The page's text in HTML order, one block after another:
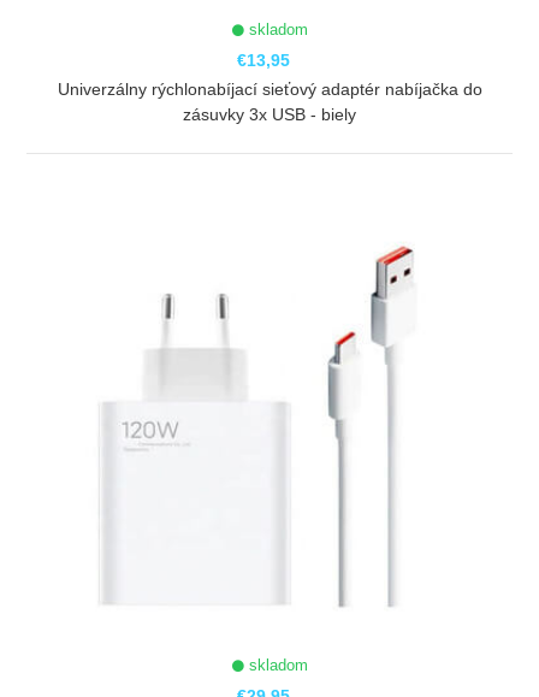
skladom
€13,95
Univerzálny rýchlonabíjací sieťový adaptér nabíjačka do
zásuvky 3x USB - biely
skladom